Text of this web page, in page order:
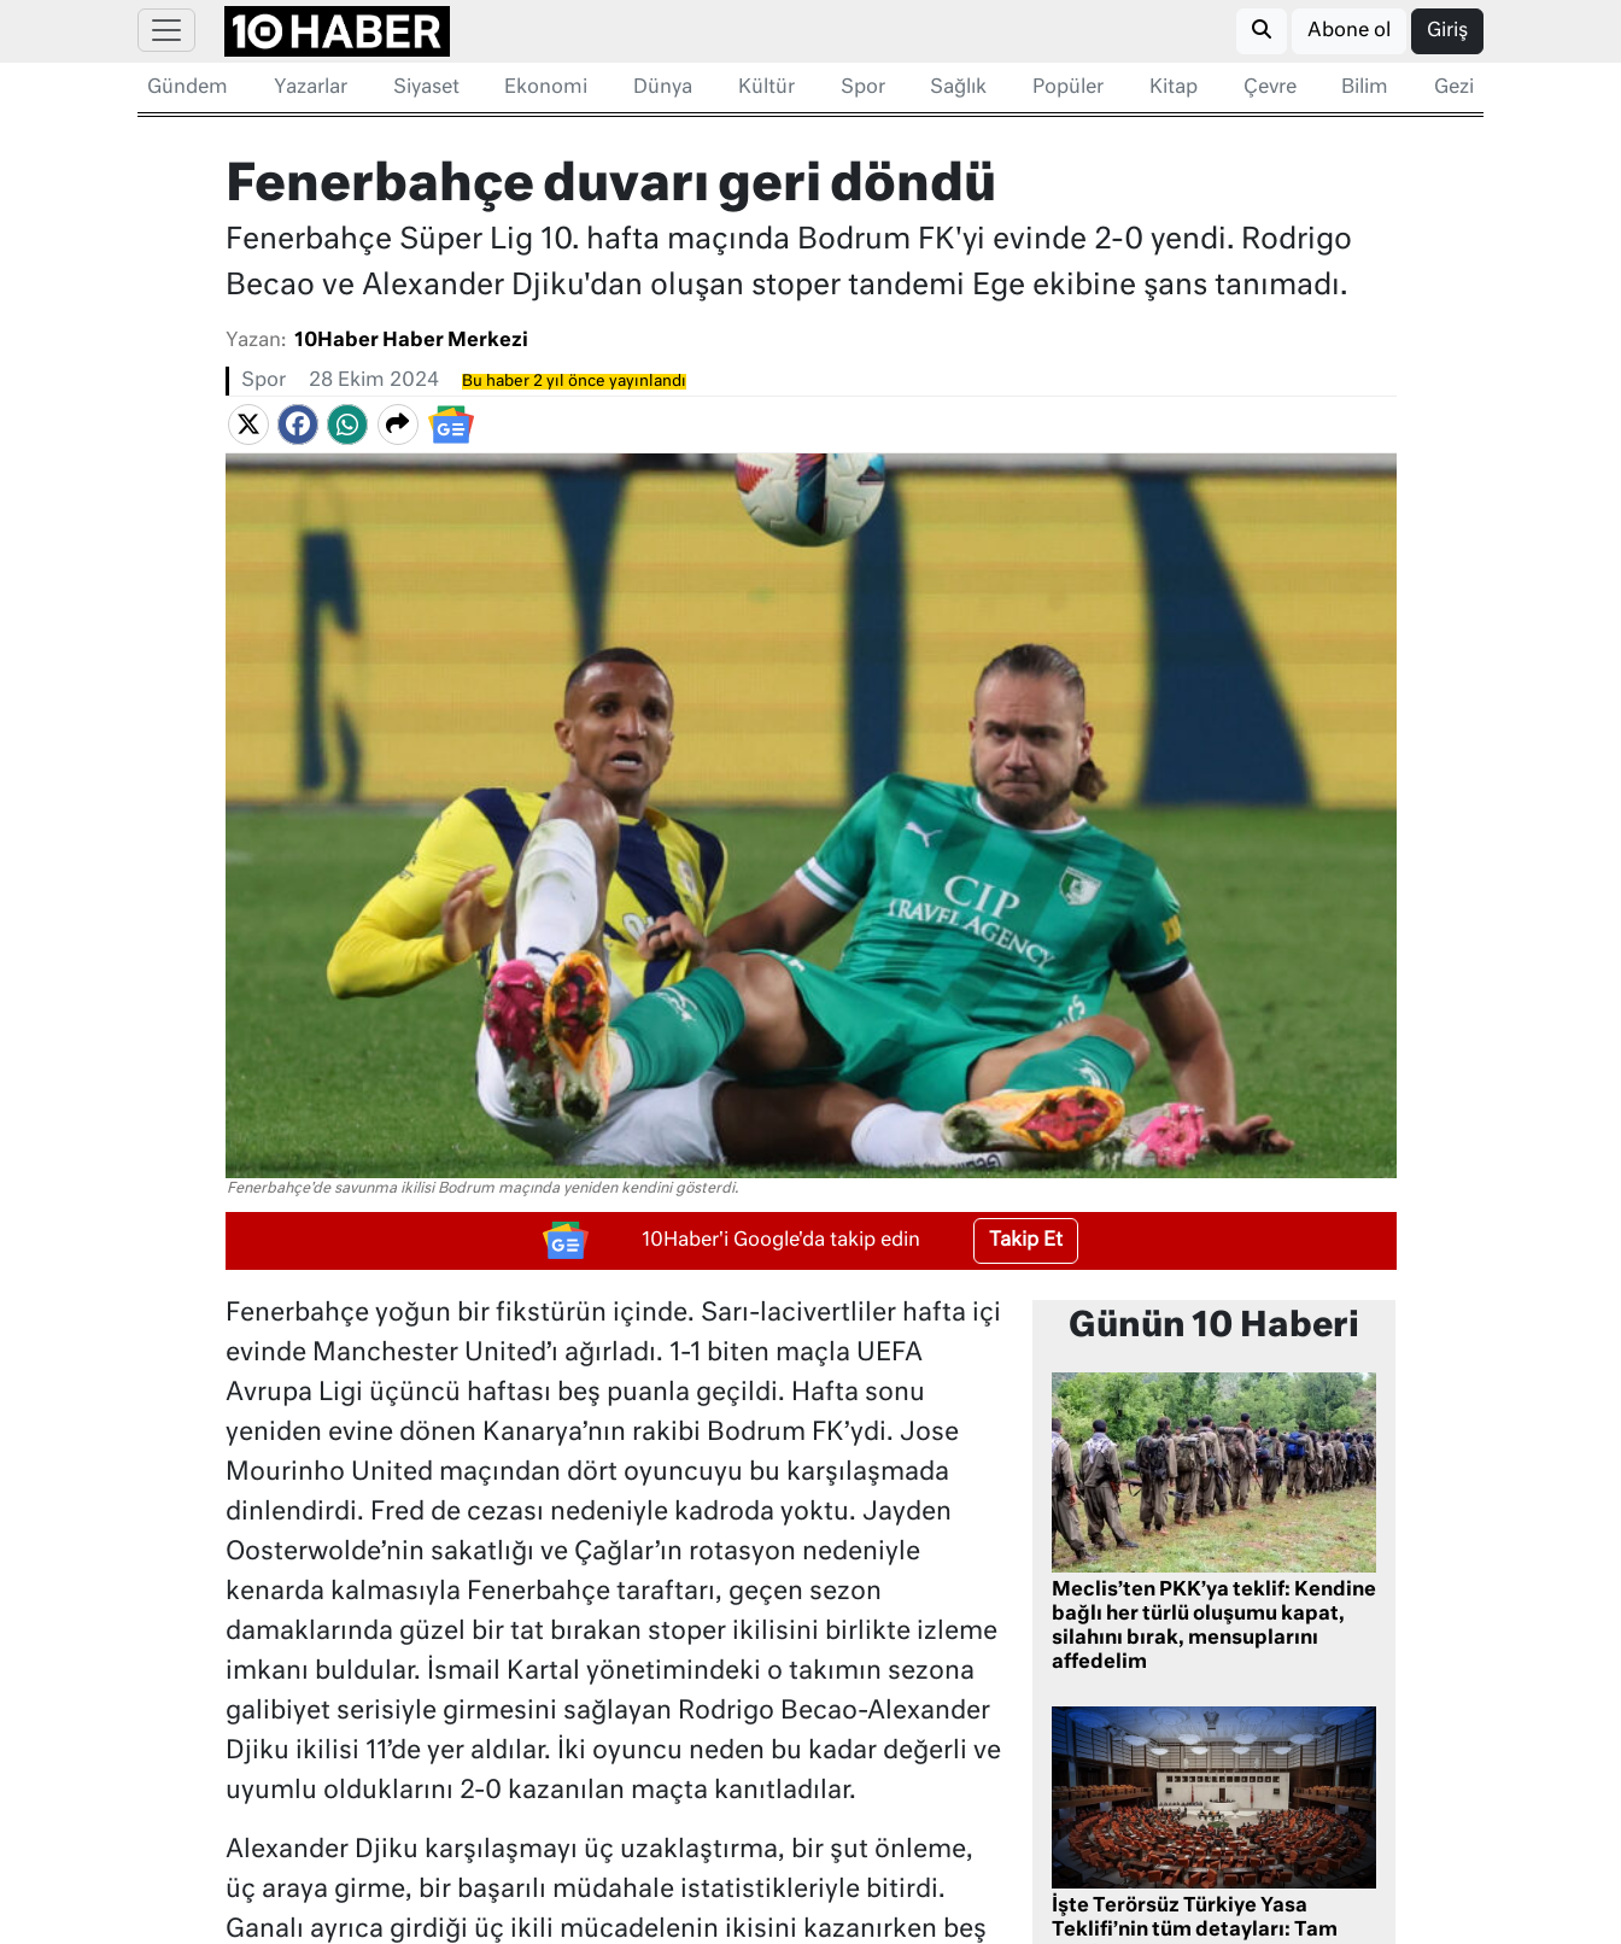
Abone ol Giriş
Gündem Yazarlar Siyaset Ekonomi Dünya Kültür Spor Sağlık Popüler Kitap Çevre Bilim Gezi
Fenerbahçe duvarı geri döndü
Fenerbahçe Süper Lig 10. hafta maçında Bodrum FK'yi evinde 2-0 yendi. Rodrigo
Becao ve Alexander Djiku'dan oluşan stoper tandemi Ege ekibine şans tanımadı.
Yazan: 10Haber Haber Merkezi
Spor 28 Ekim 2024 Bu haber 2 yıl önce yayınlandı
Fenerbahçe'de savunma ikilisi Bodrum maçında yeniden kendini gösterdi.
10Haber'i Google'da takip edin Takip Et
Fenerbahçe yoğun bir fikstürün içinde. Sarı-lacivertliler hafta içi
evinde Manchester United’ı ağırladı. 1-1 biten maçla UEFA
Avrupa Ligi üçüncü haftası beş puanla geçildi. Hafta sonu
yeniden evine dönen Kanarya’nın rakibi Bodrum FK’ydi. Jose
Mourinho United maçından dört oyuncuyu bu karşılaşmada
dinlendirdi. Fred de cezası nedeniyle kadroda yoktu. Jayden
Oosterwolde’nin sakatlığı ve Çağlar’ın rotasyon nedeniyle
kenarda kalmasıyla Fenerbahçe taraftarı, geçen sezon
damaklarında güzel bir tat bırakan stoper ikilisini birlikte izleme
imkanı buldular. İsmail Kartal yönetimindeki o takımın sezona
galibiyet serisiyle girmesini sağlayan Rodrigo Becao-Alexander
Djiku ikilisi 11’de yer aldılar. İki oyuncu neden bu kadar değerli ve
uyumlu olduklarını 2-0 kazanılan maçta kanıtladılar.
Alexander Djiku karşılaşmayı üç uzaklaştırma, bir şut önleme,
üç araya girme, bir başarılı müdahale istatistikleriyle bitirdi.
Ganalı ayrıca girdiği üç ikili mücadelenin ikisini kazanırken beş
Günün 10 Haberi
Meclis’ten PKK’ya teklif: Kendine
bağlı her türlü oluşumu kapat,
silahını bırak, mensuplarını
affedelim
İşte Terörsüz Türkiye Yasa
Teklifi’nin tüm detayları: Tam